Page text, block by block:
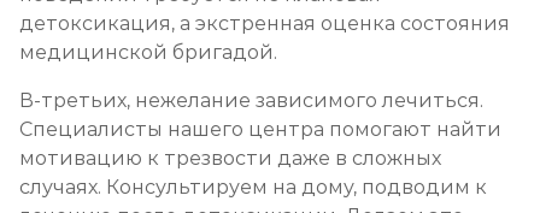
детоксикация, а экстренная оценка состояния
медицинской бригадой.
В-третьих, нежелание зависимого лечиться.
Специалисты нашего центра помогают найти
мотивацию к трезвости даже в сложных
случаях. Консультируем на дому, подводим к